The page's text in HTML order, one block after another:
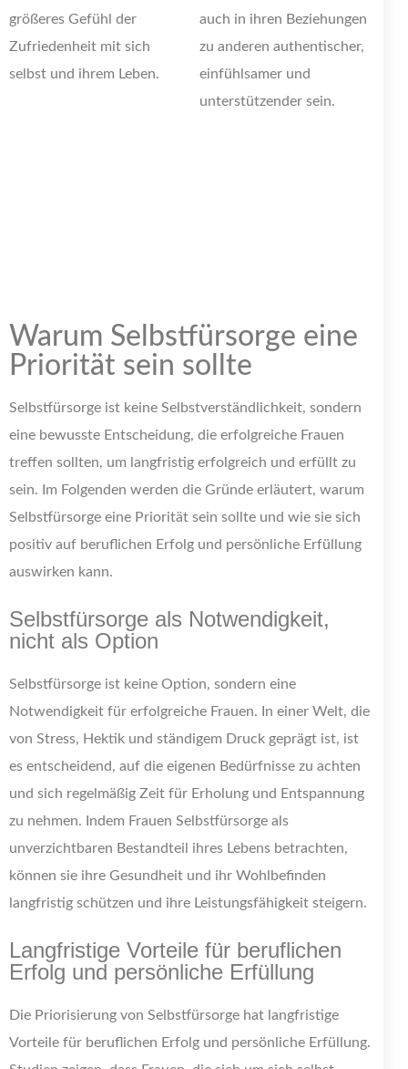
größeres Gefühl der
Zufriedenheit mit sich
selbst und ihrem Leben.
auch in ihren Beziehungen
zu anderen authentischer,
einfühlsamer und
unterstützender sein.
Warum Selbstfürsorge eine
Priorität sein sollte
Selbstfürsorge ist keine Selbstverständlichkeit, sondern
eine bewusste Entscheidung, die erfolgreiche Frauen
treffen sollten, um langfristig erfolgreich und erfüllt zu
sein. Im Folgenden werden die Gründe erläutert, warum
Selbstfürsorge eine Priorität sein sollte und wie sie sich
positiv auf beruflichen Erfolg und persönliche Erfüllung
auswirken kann.
Selbstfürsorge als Notwendigkeit,
nicht als Option
Selbstfürsorge ist keine Option, sondern eine
Notwendigkeit für erfolgreiche Frauen. In einer Welt, die
von Stress, Hektik und ständigem Druck geprägt ist, ist
es entscheidend, auf die eigenen Bedürfnisse zu achten
und sich regelmäßig Zeit für Erholung und Entspannung
zu nehmen. Indem Frauen Selbstfürsorge als
unverzichtbaren Bestandteil ihres Lebens betrachten,
können sie ihre Gesundheit und ihr Wohlbefinden
langfristig schützen und ihre Leistungsfähigkeit steigern.
Langfristige Vorteile für beruflichen
Erfolg und persönliche Erfüllung
Die Priorisierung von Selbstfürsorge hat langfristige
Vorteile für beruflichen Erfolg und persönliche Erfüllung.